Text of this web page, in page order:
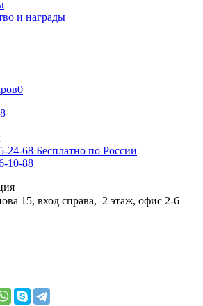
и награды
0
24-68 Бесплатно по России
10-88
15, вход справа, 2 этаж, офис 2-6